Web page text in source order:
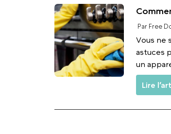
Par Free
Vous ne
astuces
un
Lire